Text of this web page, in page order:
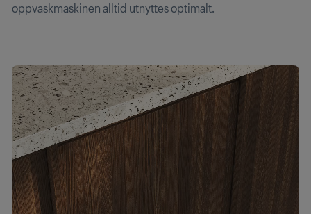
oppvaskmaskinen alltid utnyttes optimalt.